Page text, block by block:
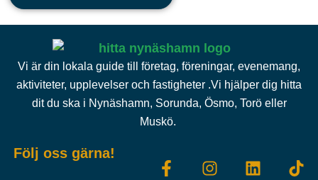
Vi är din lokala guide till företag, föreningar, evenemang,
aktiviteter, upplevelser och fastigheter .Vi hjälper dig hitta
dit du ska i Nynäshamn, Sorunda, Ösmo, Torö eller
Muskö.
Följ oss gärna!